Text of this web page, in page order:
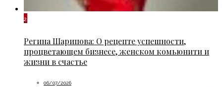
2
Регина Шарипова: О рецепте успешности,
процветающем бизнесе, женском комьюнити и
жизни в счастье
06/07/2026